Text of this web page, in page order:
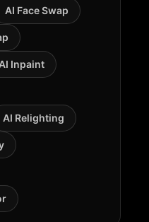
AI Face Swap
Inpaint
AI Relighting